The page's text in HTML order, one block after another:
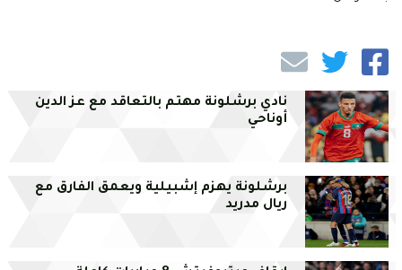
نادي برشلونة مهتم بالتعاقد مع عز الدين
أوناحي
برشلونة يهزم إشبيلية ويعمق الفارق مع
ريال مدريد